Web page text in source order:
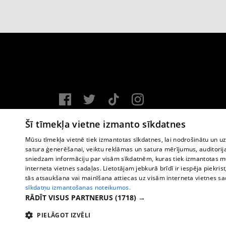
Vortal assistance service: e-mail -
Copyright © 2004-2026 SIA HELIO MEDIA.
All rights reserved.
Šī tīmekļa vietne izmanto sīkdatnes
Mūsu tīmekļa vietnē tiek izmantotas sīkdatnes, lai nodrošinātu un
satura ģenerēšanai, veiktu reklāmas un satura mērījumus,
sniedzam informāciju par visām sīkdatnēm, kuras tiek izmantotas
interneta vietnes sadaļas. Lietotājam jebkurā brīdī ir iespēja
tās atsaukšana vai mainīšana attiecas uz visām interneta vietnes
sīkdatņu izmantošanas noteikumos.
RĀDĪT VISUS PARTNERUS (1718) →
PIELĀGOT IZVĒLI